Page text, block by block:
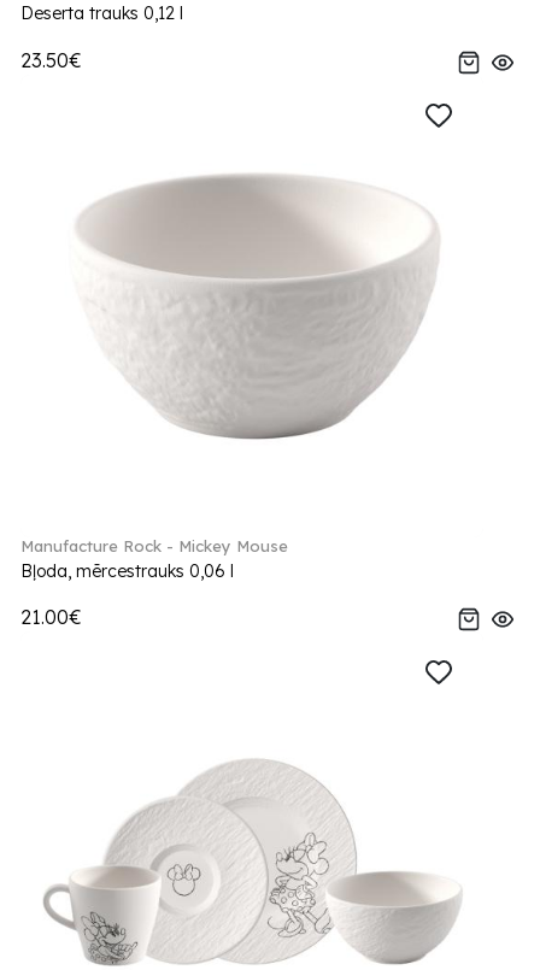
Deserta trauks 0,12 l
23.50€
Manufacture Rock - Mickey Mouse
Bļoda, mērcestrauks 0,06 l
21.00€